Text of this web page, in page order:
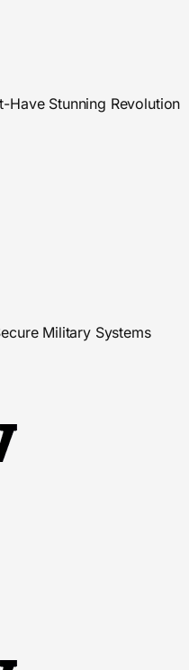
Have Stunning Revolution
Military Systems